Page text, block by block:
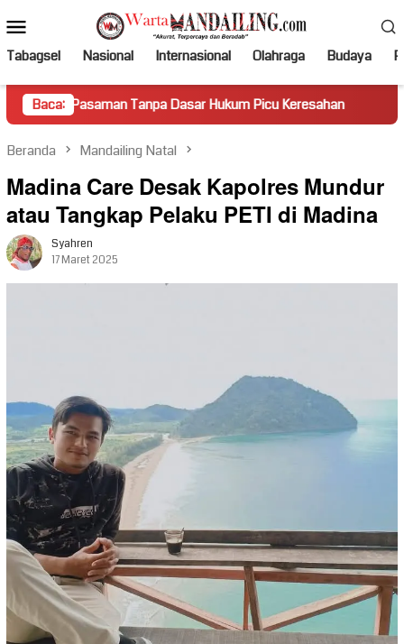
ke
kontenMobile
Tabagsel Nasional Internasional Olahraga Budaya
Baca:Tanpa Dasar Hukum Picu Keresahan Truk Miring
Beranda Mandailing Natal
Madina Care Desak Kapolres Mundur
atau Tangkap Pelaku PETI di Madina
Syahren
17 Maret 2025